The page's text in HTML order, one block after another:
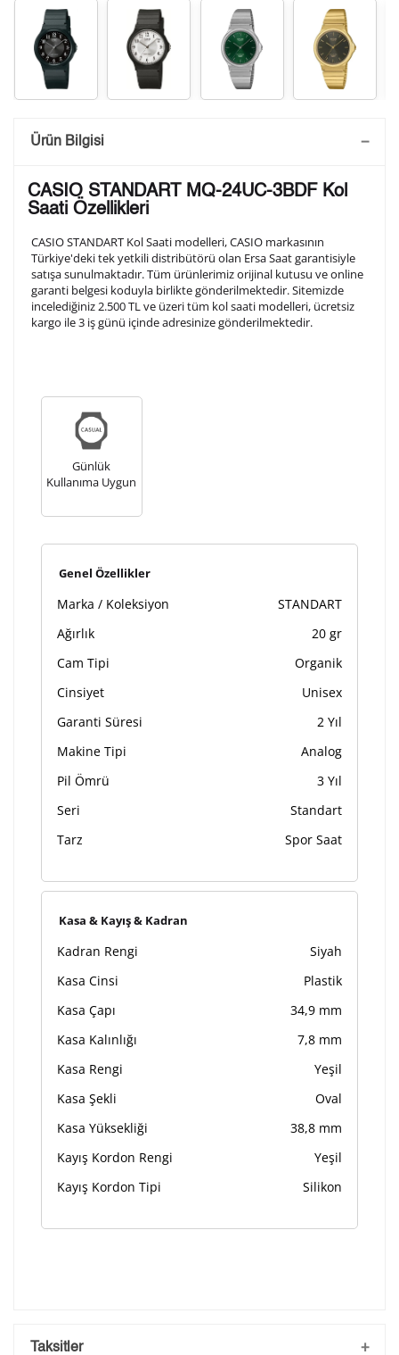
Saatini Kişiselleştir
arka kapağına gravür tekniği ile formda belirtmiş
olduğunuz şekilde işlenecektir.
1. Satır
10/ 10
2. Satır
Lütfen font seçiniz
Kişiselleştirilmiş ürünlerin teslim süresi gravür işleme
tamamlandıktan sonra siparişiniz kargoya verilecektir.
ürünlerde
Ürün Bilgisi
CASIO STANDART MQ-24UC-3BDF Kol
Saati Özellikleri
CASIO STANDART Kol Saati modelleri, CASIO markasının
Türkiye'deki tek yetkili distribütörü olan Ersa Saat garantisiyle
satışa sunulmaktadır. Tüm ürünlerimiz orijinal kutusu ve online
garanti belgesi koduyla birlikte gönderilmektedir. Sitemizde
incelediğiniz 2.500 TL ve üzeri tüm kol saati modelleri, ücretsiz
kargo ile 3 iş günü içinde adresinize gönderilmektedir.
Günlük
Kullanıma Uygun
Genel Özellikler
Marka / Koleksiyon
STANDART
Ağırlık
20 gr
Cam Tipi
Organik
Cinsiyet
Unisex
Garanti Süresi
2 Yıl
Makine Tipi
Analog
Pil Ömrü
3 Yıl
Seri
Standart
Tarz
Spor Saat
Kasa & Kayış & Kadran
Kadran Rengi
Siyah
Kasa Cinsi
Plastik
Kasa Çapı
34,9 mm
Kasa Kalınlığı
7,8 mm
Kasa Rengi
Yeşil
Kasa Şekli
Oval
Kasa Yüksekliği
38,8 mm
Kayış Kordon Rengi
Yeşil
Kayış Kordon Tipi
Silikon
Taksitler